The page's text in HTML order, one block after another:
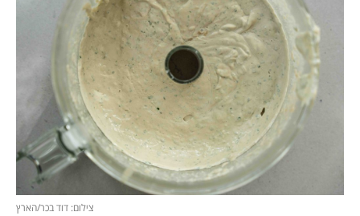
צילום: דוד בכר/הארץ